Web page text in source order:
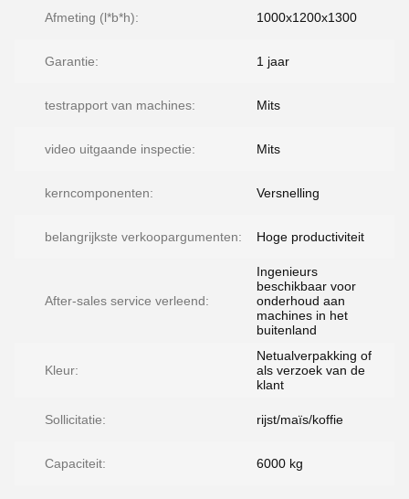
Afmeting (l*b*h): 1000x1200x1300
Garantie: 1 jaar
testrapport van machines: Mits
video uitgaande inspectie: Mits
kerncomponenten: Versnelling
belangrijkste verkoopargumenten: Hoge productiviteit
After-sales service verleend:
Ingenieurs
beschikbaar voor
onderhoud aan
machines in het
buitenland
Kleur:
Netualverpakking of
als verzoek van de
klant
Sollicitatie: rijst/maïs/koffie
Capaciteit: 6000 kg